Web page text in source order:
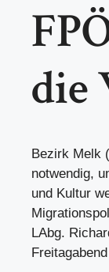
die
Bezirk Melk
notwendig,
und Kultur
LAbg.